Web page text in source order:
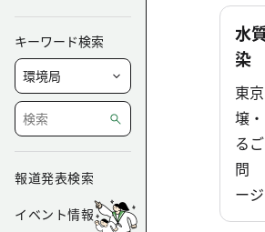
キーワード検索
報道発表検索
イベント情報
水
染
東
壌
る
問
ー